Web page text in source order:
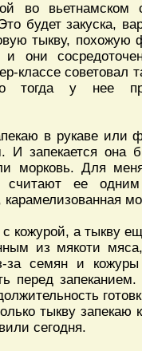
во вьетнамском
будет закуска,
тыкву,
и они
советовал
тогда у нее
в рукаве или
И запекается она
морковь. Для
ее
кожурой, а тыкву
из мякоти
семян и кожуры
перед
тыкву
сегодня.